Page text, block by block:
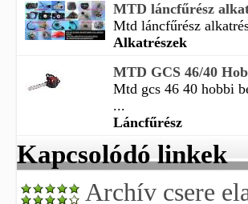
MTD láncfűrész
Mtd láncfűrész
Alkatrészek
MTD GCS 46/40
Mtd gcs 46 40 hobbi
...
Láncfűrész
Kapcsolódó linkek
Archív csere